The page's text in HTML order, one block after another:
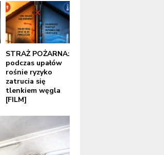
STRAŻ POŻARNA:
podczas upałów
rośnie ryzyko
zatrucia się
tlenkiem węgla
[FILM]